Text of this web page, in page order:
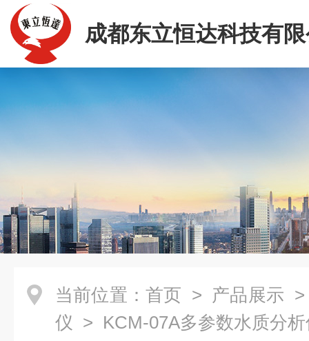
成都东立恒达科技有
当前位置： 首页 > 产品展示
仪 > KCM-07A多参数水质分